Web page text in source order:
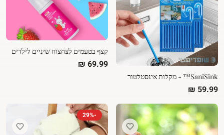
SaniSink™ - מקלות אינסטלטור
קצף בטעמים לצחצוח שיניים לילדים
-
29%